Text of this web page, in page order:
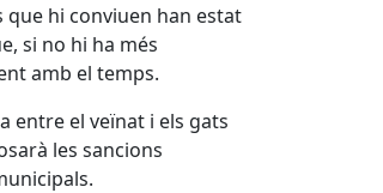
que hi conviuen han estat
si no hi ha més
amb el temps.
entre el veïnat i els gats
les sancions